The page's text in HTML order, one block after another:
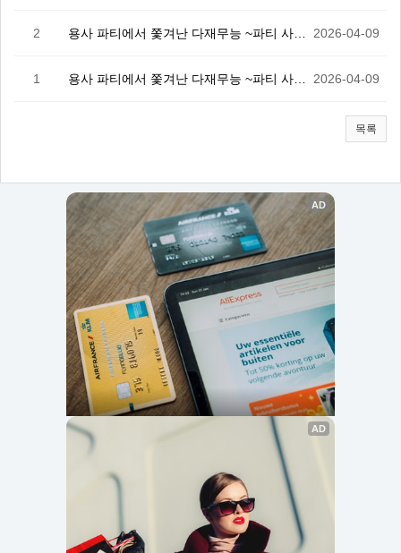
2 2026-04-09
1 2026-04-09
목록